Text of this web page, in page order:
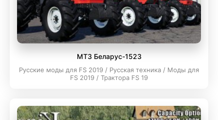
МТЗ Беларус-1523
Русские моды для FS 2019 / Русская техника / Моды для
FS 2019 / Трактора FS 19